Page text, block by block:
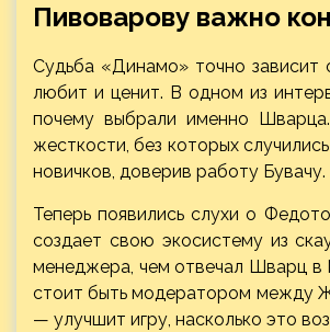
Пивоварову важно
Судьба «Динамо» точно зависит
любит и ценит. В одном из
почему выбрали именно
жесткости, без которых
новичков, доверив работу Бувачу.
Теперь появились слухи о
создает свою экосистему из
менеджера, чем отвечал Шварц в
стоит быть модератором между
— улучшит игру, насколько это